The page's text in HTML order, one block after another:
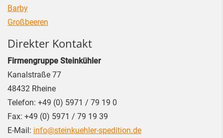
Barby
Großbeeren
Direkter Kontakt
Firmengruppe Steinkühler
Kanalstraße 77
48432 Rheine
Telefon: +49 (0) 5971 / 79 19 0
Fax: +49 (0) 5971 / 79 19 39
E-Mail: info@steinkuehler-spedition.de